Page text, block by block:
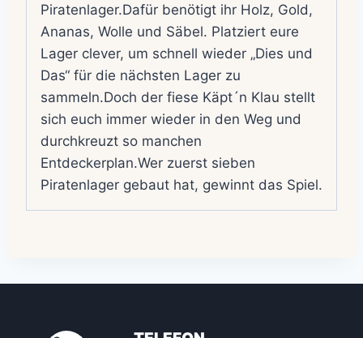
Piratenlager.Dafür benötigt ihr Holz, Gold,
Ananas, Wolle und Säbel. Platziert eure
Lager clever, um schnell wieder „Dies und
Das“ für die nächsten Lager zu
sammeln.Doch der fiese Käpt´n Klau stellt
sich euch immer wieder in den Weg und
durchkreuzt so manchen
Entdeckerplan.Wer zuerst sieben
Piratenlager gebaut hat, gewinnt das Spiel.